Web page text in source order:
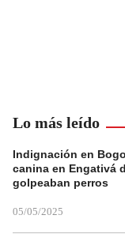
Lo más leído
Indignación en
canina en Engativá
golpeaban perros
05/05/2025